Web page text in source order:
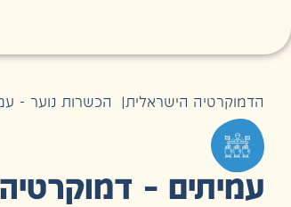
הדמוקרטיה הישראלית| הכשרות נוער -
עמיתים – דמוקרטיה